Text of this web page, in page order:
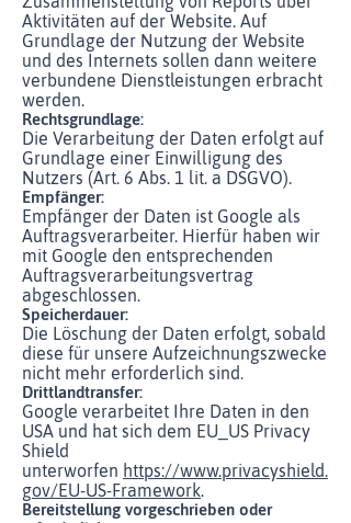
Aktivitäten auf der Website. Auf
Grundlage der Nutzung der Website
und des Internets sollen dann weitere
verbundene Dienstleistungen erbracht
werden.
Rechtsgrundlage:
Die Verarbeitung der Daten erfolgt auf
Grundlage einer Einwilligung des
Nutzers (Art. 6 Abs. 1 lit. a DSGVO).
Empfänger:
Empfänger der Daten ist Google als
Auftragsverarbeiter. Hierfür haben wir
mit Google den entsprechenden
Auftragsverarbeitungsvertrag
abgeschlossen.
Speicherdauer:
Die Löschung der Daten erfolgt, sobald
diese für unsere Aufzeichnungszwecke
nicht mehr erforderlich sind.
Drittlandtransfer:
Google verarbeitet Ihre Daten in den
USA und hat sich dem EU_US Privacy
Shield
unterworfen https://www.privacyshield.
gov/EU-US-Framework.
Bereitstellung vorgeschrieben oder